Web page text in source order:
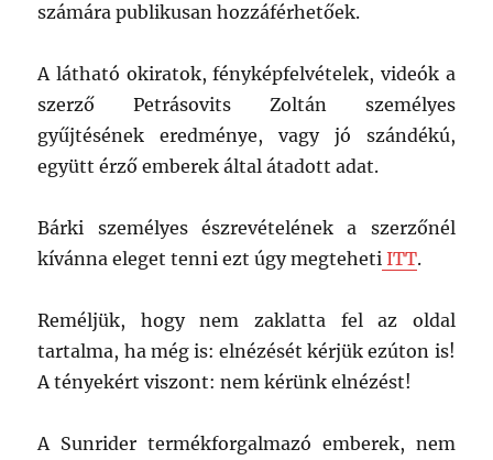
számára publikusan hozzáférhetőek.
A látható okiratok, fényképfelvételek, videók a
szerző Petrásovits Zoltán személyes
gyűjtésének eredménye, vagy jó szándékú,
együtt érző emberek által átadott adat.
Bárki személyes észrevételének a szerzőnél
kívánna eleget tenni ezt úgy megteheti ITT.
Reméljük, hogy nem zaklatta fel az oldal
tartalma, ha még is: elnézését kérjük ezúton is!
A tényekért viszont: nem kérünk elnézést!
A Sunrider termékforgalmazó emberek, nem